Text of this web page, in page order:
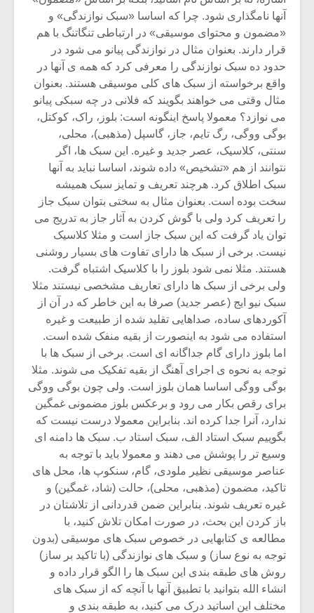
آنها نامگذاری شود. چرا که اساسا «سبک نوازندگی» و
«مضمون و محتوای موسیقی» در ارتباطی تنگاتنگ با هم
قرار دارند. بعنوان مثال در نوازندگی پیانو می شود در
حدود ده سبک نوازندگی را معرفی کرد که همه ی آنها در
واقع برخواسته از سبک های کلی موسیقی هستند. بعنوان
مثال وقتی می خواهند بگویند که فلانی در چه سبکی پیانو
می نوازد؟ معمولا پاسخ اینگونه است: بلوز، راک، کوکتل،
بوگی ووگی، رگ تایم، جاز، گاسپل (مذهبی)، محلی،
سنتی، کلاسیک، عصر جدید و غیره. این سبک ها، اگر
نتوانند از هم «تشخیص» داده شوند، اساسا نباید به آنها
سبک اطلاق کرد. هرچند تعریف و تمایز سبک همیشه
سخت بوده است. بعنوان مثال به سختی بتوان سبک جاز
را تعریف کرد ولی با گوش کردن به آثار جاز به تدریج می
توان یاد گرفت که این سبک جاز است و مثلا کلاسیک
نیست. برخی از سبک ها دارای تفاوت های بسیار روشنی
هستند. مثلا نمی شود بلوز را با کلاسیک اشتباه گرفت.
ولی برخی از سبک ها دارای تعاریف مشخصی نیستند مثلا
سبک نیو ایج (عصر جدید) صرفا به این خاطر که در آن از
آکوردهای ساده، صداهایی تقلید شده از طبیعت و غیره
استفاده می شود به اینصورت از بقیه منفک شده است.
اما بلوز دارای گام جداگانه ای است. برخی از سبک ها با
توجه به نحوه ی اجرای آهنگ از بقیه تفکیک می شوند. مثلا
بوگی ووگی اساسا همان بلوز است. ولی چون بوگی ووگی
برای رقص بکار می رود و برعکس بلوز مضمونی غمگین
ندارد، آنرا جدا کرده اند. بنابراین معمولا درست نیست که
بگوییم سبک استاد الف، سبک استاد ب. سبک ها دامنه ای
وسیع تر را پوشش می دهند و معمولا باید با توجه به
عناصر موسیقی نظیر ملودی، گام، سنکوپ ها، محل های
تاکید، مضمون (مذهبی، محلی)، حالت (شاد، غمگین) و
غیره تعریف شوند. بنابراین ضمن قدردانی از تلاشتان در
باز کردن این بحث، در صورت امکان تلاش کنید، با
مطالعه ی کتابهایی در خصوص سبک های موسیقی (بدون
توجه به نوع ساز) و سبک های نوازندگی (با تاکید بر ساز)
روش های طبقه بندی این سبک ها را الگو قرار داده و
انشاء الله بتوانید با تطبیق آنها با آنچه که از سبک های
مختلف این اساتید درک می کنید، به طبقه بندی و